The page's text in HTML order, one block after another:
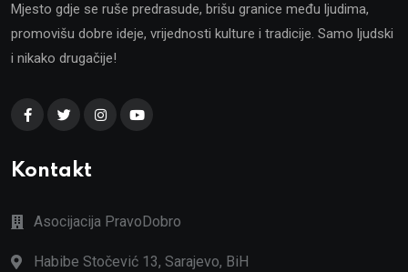
Mjesto gdje se ruše predrasude, brišu granice među ljudima,
promovišu dobre ideje, vrijednosti kulture i tradicije. Samo ljudski
i nikako drugačije!
Kontakt
Asocijacija PravoDobro
Habibe Stočević 13, Sarajevo, BiH